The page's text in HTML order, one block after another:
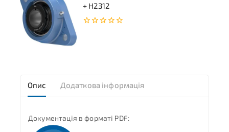
+ H2312
Опис Додаткова інформація
Документація в форматі PDF: